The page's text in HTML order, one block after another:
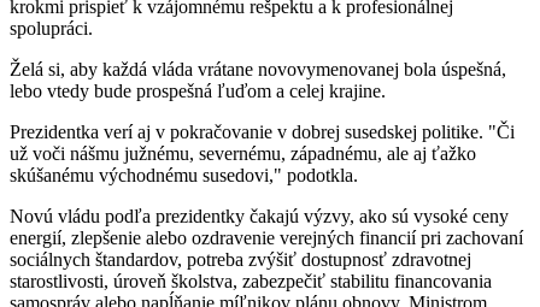
krokmi prispieť k vzájomnému rešpektu a k profesionálnej
spolupráci.
Želá si, aby každá vláda vrátane novovymenovanej bola úspešná,
lebo vtedy bude prospešná ľuďom a celej krajine.
Prezidentka verí aj v pokračovanie v dobrej susedskej politike. "Či
už voči nášmu južnému, severnému, západnému, ale aj ťažko
skúšanému východnému susedovi," podotkla.
Novú vládu podľa prezidentky čakajú výzvy, ako sú vysoké ceny
energií, zlepšenie alebo ozdravenie verejných financií pri zachovaní
sociálnych štandardov, potreba zvýšiť dostupnosť zdravotnej
starostlivosti, úroveň školstva, zabezpečiť stabilitu financovania